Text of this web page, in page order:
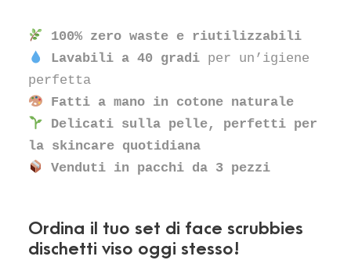
100% zero waste e riutilizzabili
Lavabili a 40 gradi per un’igiene
perfetta
Fatti a mano in cotone naturale
Delicati sulla pelle, perfetti per
la skincare quotidiana
Venduti in pacchi da 3 pezzi
Ordina il tuo set di face scrubbies
dischetti viso oggi stesso!